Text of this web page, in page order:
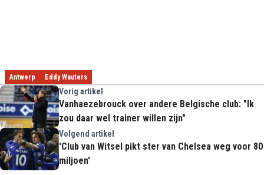
Antwerp Eddy Wauters
Vorig artikel
Vanhaezebrouck over andere Belgische club: "Ik
zou daar wel trainer willen zijn"
Volgend artikel
'Club van Witsel pikt ster van Chelsea weg voor 80
miljoen'